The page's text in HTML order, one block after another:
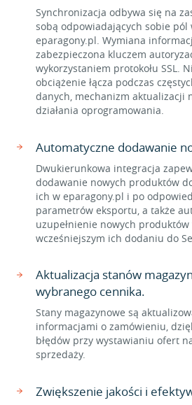
Synchronizacja odbywa się na
sobą odpowiadających sobie pól
eparagony.pl. Wymiana
zabezpieczona kluczem
wykorzystaniem protokołu SSL.
obciążenie łącza podczas
danych, mechanizm aktualizacji
działania oprogramowania.
Automatyczne dodawanie
Dwukierunkowa integracja
dodawanie nowych produktów
ich w eparagony.pl i po
parametrów eksportu, a także
uzupełnienie nowych
wcześniejszym ich dodaniu do
Aktualizacja stanów
wybranego cennika.
Stany magazynowe są
informacjami o zamówieniu,
błędów przy wystawianiu ofert
sprzedaży.
Zwiększenie jakości i